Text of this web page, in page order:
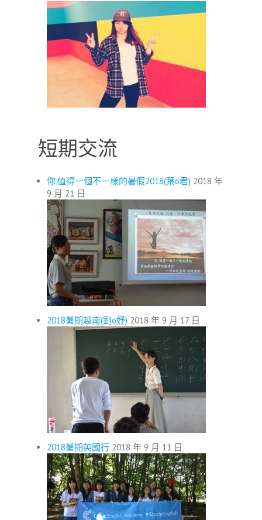
短期交流
你,值得一個不一樣的暑假2018(葉o君) 2018 年
9 月 21 日
2018暑期越南(劉o妤) 2018 年 9 月 17 日
2018暑期英國行 2018 年 9 月 11 日